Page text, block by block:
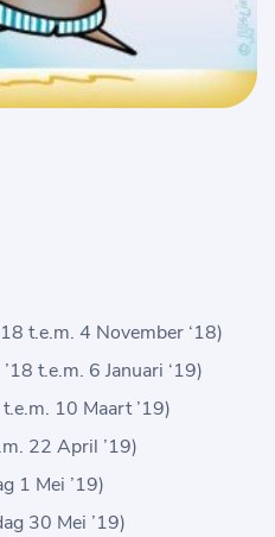
t.e.m. 4 November ‘18)
t.e.m. 6 Januari ‘19)
10 Maart ’19)
22 April ’19)
1 Mei ’19)
30 Mei ’19)